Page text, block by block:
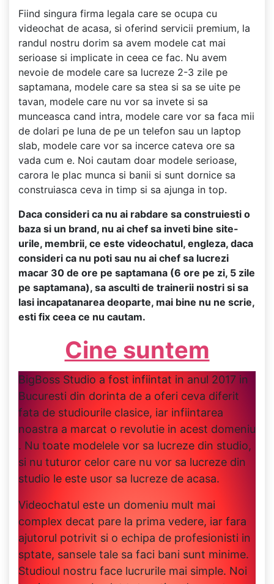
Fiind singura firma legala care se ocupa cu
videochat de acasa, si oferind servicii premium, la
randul nostru dorim sa avem modele cat mai
serioase si implicate in ceea ce fac. Nu avem
nevoie de modele care sa lucreze 2-3 zile pe
saptamana, modele care sa stea si sa se uite pe
tavan, modele care nu vor sa invete si sa
munceasca cand intra, modele care vor sa faca mii
de dolari pe luna de pe un telefon sau un laptop
slab, modele care vor sa incerce cateva ore sa
vada cum e. Noi cautam doar modele serioase,
carora le plac munca si banii si sunt dornice sa
construiasca ceva in timp si sa ajunga in top.
Daca consideri ca nu ai rabdare sa construiesti o
baza si un brand, nu ai chef sa inveti bine site-
urile, membrii, ce este videochatul, engleza, daca
consideri ca nu poti sau nu ai chef sa lucrezi
macar 30 de ore pe saptamana (6 ore pe zi, 5 zile
pe saptamana), sa asculti de trainerii nostri si sa
lasi incapatanarea deoparte, mai bine nu ne scrie,
esti fix ceea ce nu cautam.
Cine suntem
BigBoss Studio a fost infiintat in anul 2017 in
Bucuresti din dorinta de a oferi ceva diferit
fata de studiourile clasice, iar infiintarea
noastra a marcat o revolutie in acest domeniu
. Nu toate modelele vor sa lucreze din studio,
si nu tuturor celor care nu vor sa lucreze din
studio le este usor sa lucreze de acasa.
Videochatul este un domeniu mult mai
complex decat pare la prima vedere, iar fara
ajutorul potrivit si o echipa de profesionisti in
sptate, sansele tale sa faci bani sunt minime.
Studioul nostru face lucrurile mai simple. Noi